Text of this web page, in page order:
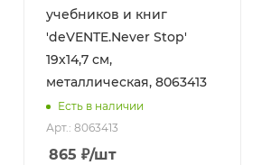
учебников и книг
'deVENTE.Never Stop'
19х14,7 см,
металлическая, 8063413
Есть в наличии
Арт.: 8063413
865 ₽/шт